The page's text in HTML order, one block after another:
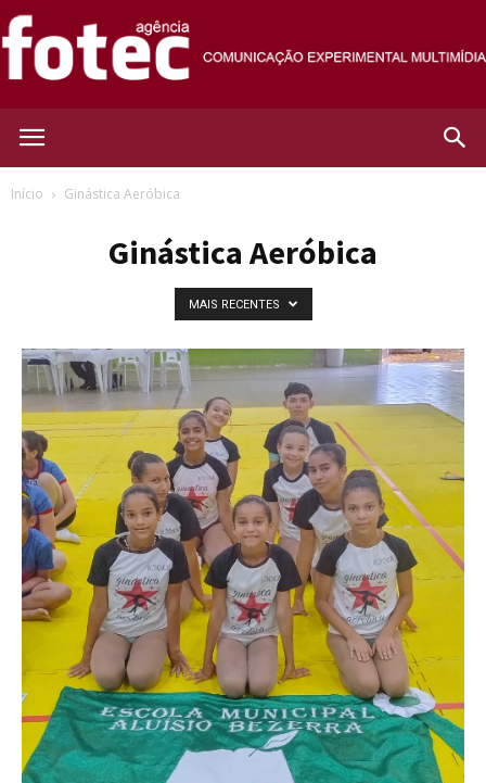
Fotec
Início Ginástica Aeróbica
Ginástica Aeróbica
MAIS RECENTES